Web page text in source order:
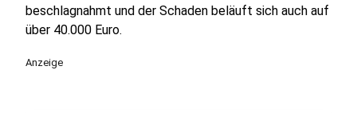
beschlagnahmt und der Schaden beläuft sich auch auf
über 40.000 Euro.
Anzeige